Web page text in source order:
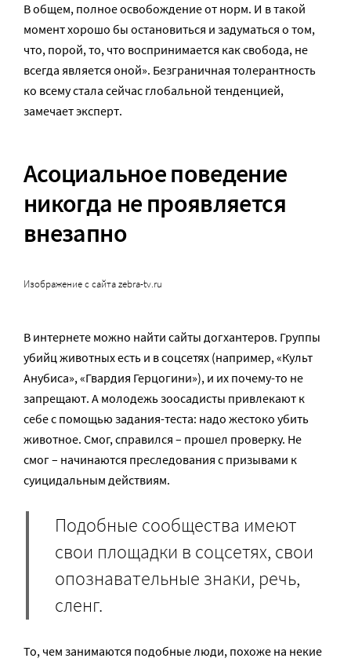
В общем, полное освобождение от норм. И в такой
момент хорошо бы остановиться и задуматься о том,
что, порой, то, что воспринимается как свобода, не
всегда является оной». Безграничная толерантность
ко всему стала сейчас глобальной тенденцией,
замечает эксперт.
Асоциальное поведение
никогда не проявляется
внезапно
Изображение с сайта zebra-tv.ru
В интернете можно найти сайты догхантеров. Группы
убийц животных есть и в соцсетях (например, «Культ
Анубиса», «Гвардия Герцогини»), и их почему-то не
запрещают. А молодежь зоосадисты привлекают к
себе с помощью задания-теста: надо жестоко убить
животное. Смог, справился – прошел проверку. Не
смог – начинаются преследования с призывами к
суицидальным действиям.
Подобные сообщества имеют
свои площадки в соцсетях, свои
опознавательные знаки, речь,
сленг.
То, чем занимаются подобные люди, похоже на некие